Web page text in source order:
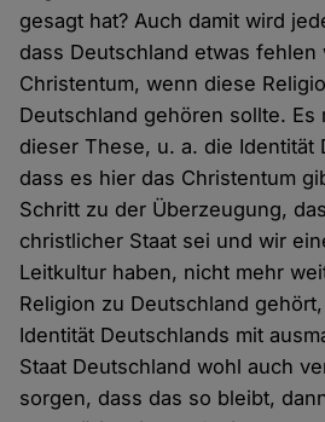
gesagt hat? Auch damit wird
dass Deutschland etwas fehlen
Christentum, wenn diese
Deutschland gehören sollte. Es
dieser These, u. a. die Identität
dass es hier das Christentum
Schritt zu der Überzeugung,
christlicher Staat sei und wir
Leitkultur haben, nicht mehr
Religion zu Deutschland
Identität Deutschlands mit
Staat Deutschland wohl auch
sorgen, dass das so bleibt,